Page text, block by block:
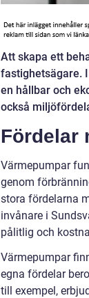
Att skapa ett
fastighetsägare.
en hållbar och
också
Fördelar
Värmepumpar
genom
stora fördelarna
invånare i
pålitlig och
Värmepumpar
egna fördelar
till exempel,